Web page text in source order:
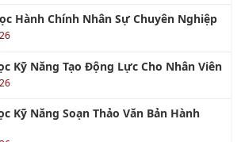
Kỹ Năng Tạo Động Lực Cho Nhân Viên
Kỹ Năng Soạn Thảo Văn Bản Hành
Xây Dựng Khung Năng Lực Nhân Sự